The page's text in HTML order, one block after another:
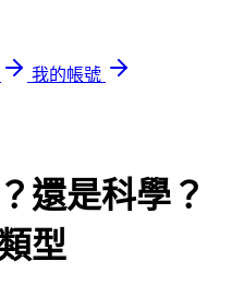
我的帳號
還是科學？
型